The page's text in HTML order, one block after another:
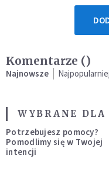
Komentarze ()
Najnowsze
WYBRANE
Potrzebujesz pomocy?
Pomodlimy się w Twojej
intencji